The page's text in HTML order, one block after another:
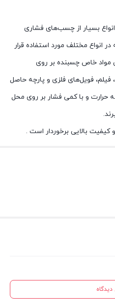
بسیار از چسب‌های فشاری
مختلف مورد استفاده قرار
خاص چسبنده بر روی
فیلم، فویل‌های فلزی و پارچه حاصل
حرارت و با کمی فشار بر روی محل
بالایی برخوردار است .